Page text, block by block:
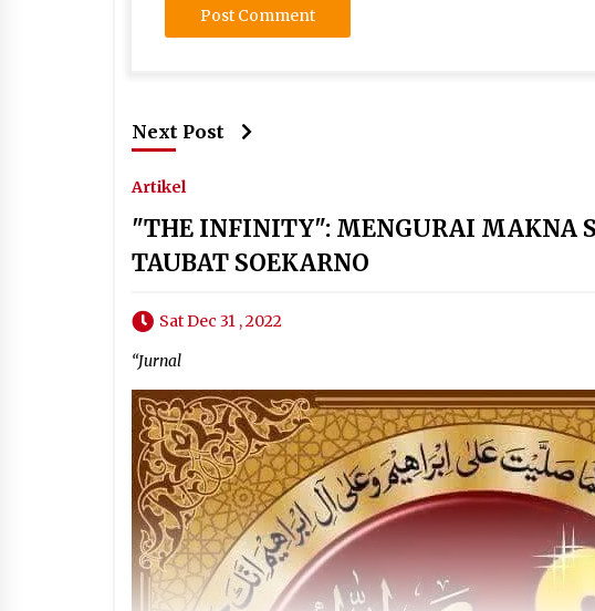
Next Post
Artikel
"THE INFINITY": MENGURAI MAKNA
TAUBAT SOEKARNO
Sat Dec 31 , 2022
“Jurnal